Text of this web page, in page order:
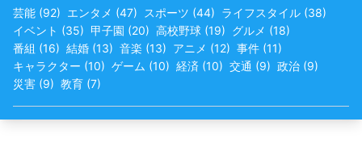
芸能 (92) エンタメ (47) スポーツ (44) ライフスタイル (38)
イベント (35) 甲子園 (20) 高校野球 (19) グルメ (18)
番組 (16) 結婚 (13) 音楽 (13) アニメ (12) 事件 (11)
キャラクター (10) ゲーム (10) 経済 (10) 交通 (9) 政治 (9)
災害 (9) 教育 (7)